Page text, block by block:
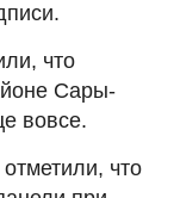
что
Сары-
вовсе.
что